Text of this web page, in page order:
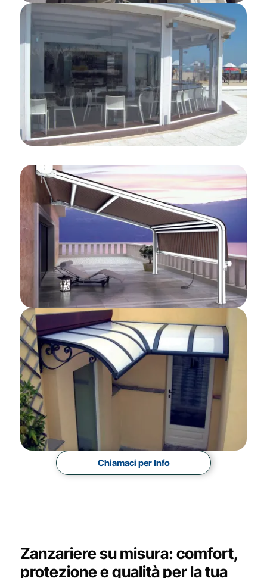
Chiamaci per Info
Zanzariere su misura: comfort,
protezione e qualità per la tua